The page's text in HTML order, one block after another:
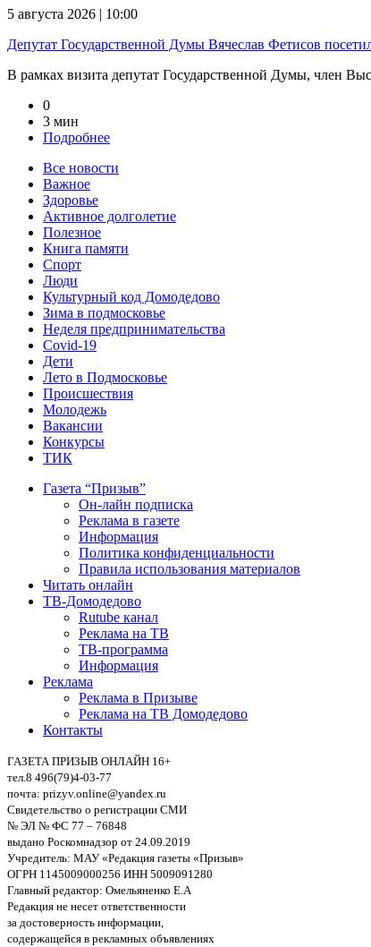
5 августа 2026 | 10:00
Депутат Государственной Думы Вячеслав Фетисов
В рамках визита депутат Государственной Думы, член
0
3 мин
Подробнее
Все новости
Важное
Здоровье
Активное долголетие
Полезное
Книга памяти
Спорт
Люди
Культурный код Домодедово
Зима в подмосковье
Неделя предпринимательства
Covid-19
Дети
Лето в Подмосковье
Происшествия
Молодежь
Вакансии
Конкурсы
ТИК
Газета “Призыв”
Он-лайн подписка
Реклама в газете
Информация
Политика конфиденциальности
Правила использования материалов
Читать онлайн
ТВ-Домодедово
Rutube канал
Реклама на ТВ
ТВ-программа
Информация
Реклама
Реклама в Призыве
Реклама на ТВ Домодедово
Контакты
ГАЗЕТА ПРИЗЫВ ОНЛАЙН 16+
тел.8 496(79)4-03-77
почта: prizyv.online@yandex.ru
Свидетельство о регистрации СМИ
№ ЭЛ № ФС 77 – 76848
выдано Роскомнадзор от 24.09.2019
Учредитель: МАУ «Редакция газеты «Призыв»
ОГРН 1145009000256 ИНН 5009091280
Главный редактор: Омельяненко Е.А
Редакция не несет ответственности
за достоверность информации,
содержащейся в рекламных объявлениях